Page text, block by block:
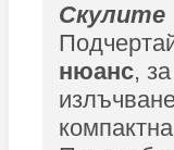
Скулите
нюанс,